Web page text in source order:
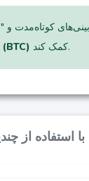
بیت کوین (BTC) کمک کند.